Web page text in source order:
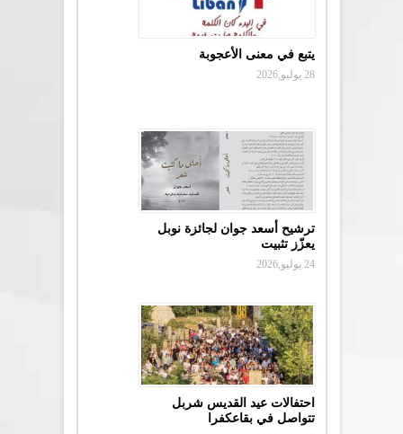
يتبع في معنى الأعجوبة
28 يوليو,2026
ترشيح أسعد جوان لجائزة نوبل
يعزّز تثبيت
24 يوليو,2026
احتفالات عيد القديس شربل
تتواصل في بقاعكفرا